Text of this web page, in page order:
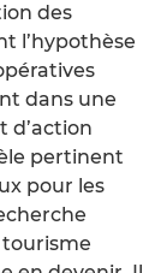
des
l’hypothèse
dans une
d’action
pertinent
pour les